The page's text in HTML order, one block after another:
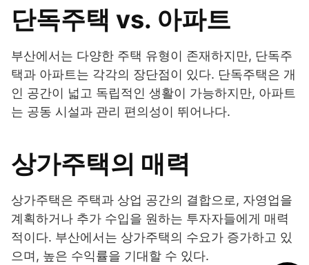
단독주택 vs. 아파트
부산에서는 다양한 주택 유형이 존재하지만, 단독주
택과 아파트는 각각의 장단점이 있다. 단독주택은 개
인 공간이 넓고 독립적인 생활이 가능하지만, 아파트
는 공동 시설과 관리 편의성이 뛰어나다.
상가주택의 매력
상가주택은 주택과 상업 공간의 결합으로, 자영업을
계획하거나 추가 수입을 원하는 투자자들에게 매력
적이다. 부산에서는 상가주택의 수요가 증가하고 있
으며, 높은 수익률을 기대할 수 있다.